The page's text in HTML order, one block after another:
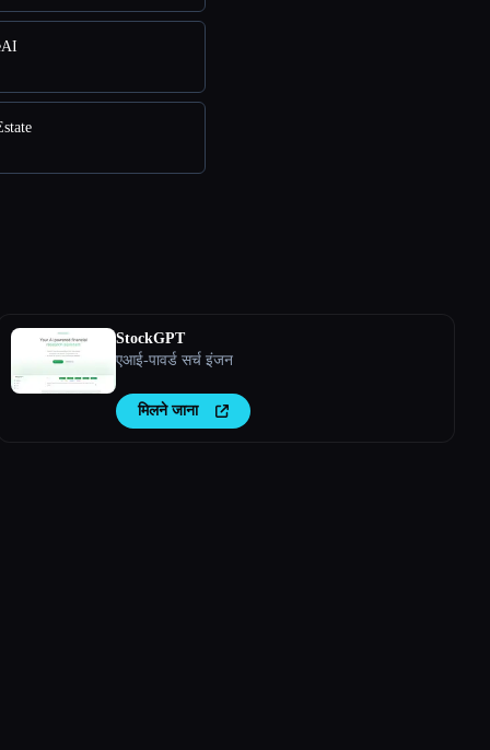
StockGPT
एआई-पावर्ड सर्च इंजन
मिलने जाना